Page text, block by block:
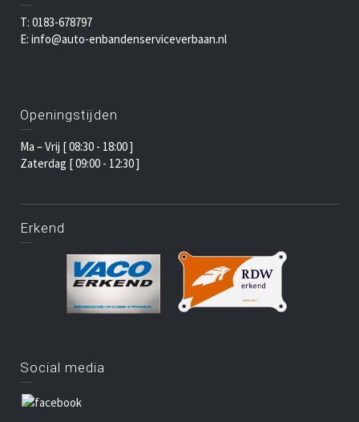
T: 0183-678797
E: info@auto-enbandenserviceverbaan.nl
Openingstijden
Ma – Vrij [ 08:30 - 18:00 ]
Zaterdag [ 09:00 - 12:30 ]
Erkend
Social media